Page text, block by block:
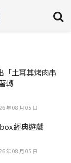
「土耳其烤肉串
轉
年 08 月 05 日
經典遊戲
年 08 月 05 日